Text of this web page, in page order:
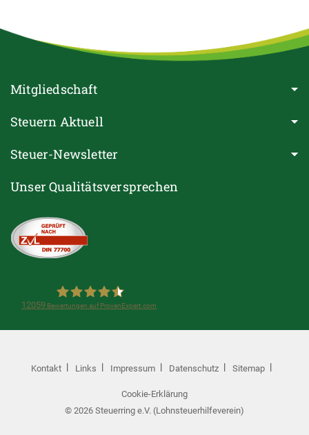
Mitgliedschaft
Steuern Aktuell
Steuer-Newsletter
Unser Qualitätsversprechen
Steuerring e.V.(Lohnsteuerhilfeverein)
12059 Bewertungen auf ProvenExpert.com
Kontakt Links Impressum Datenschutz Sitemap
Cookie-Erklärung
© 2026 Steuerring e.V. (Lohnsteuerhilfeverein)